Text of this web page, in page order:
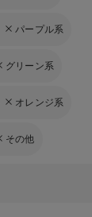
パープル系
グリーン系
オレンジ系
その他